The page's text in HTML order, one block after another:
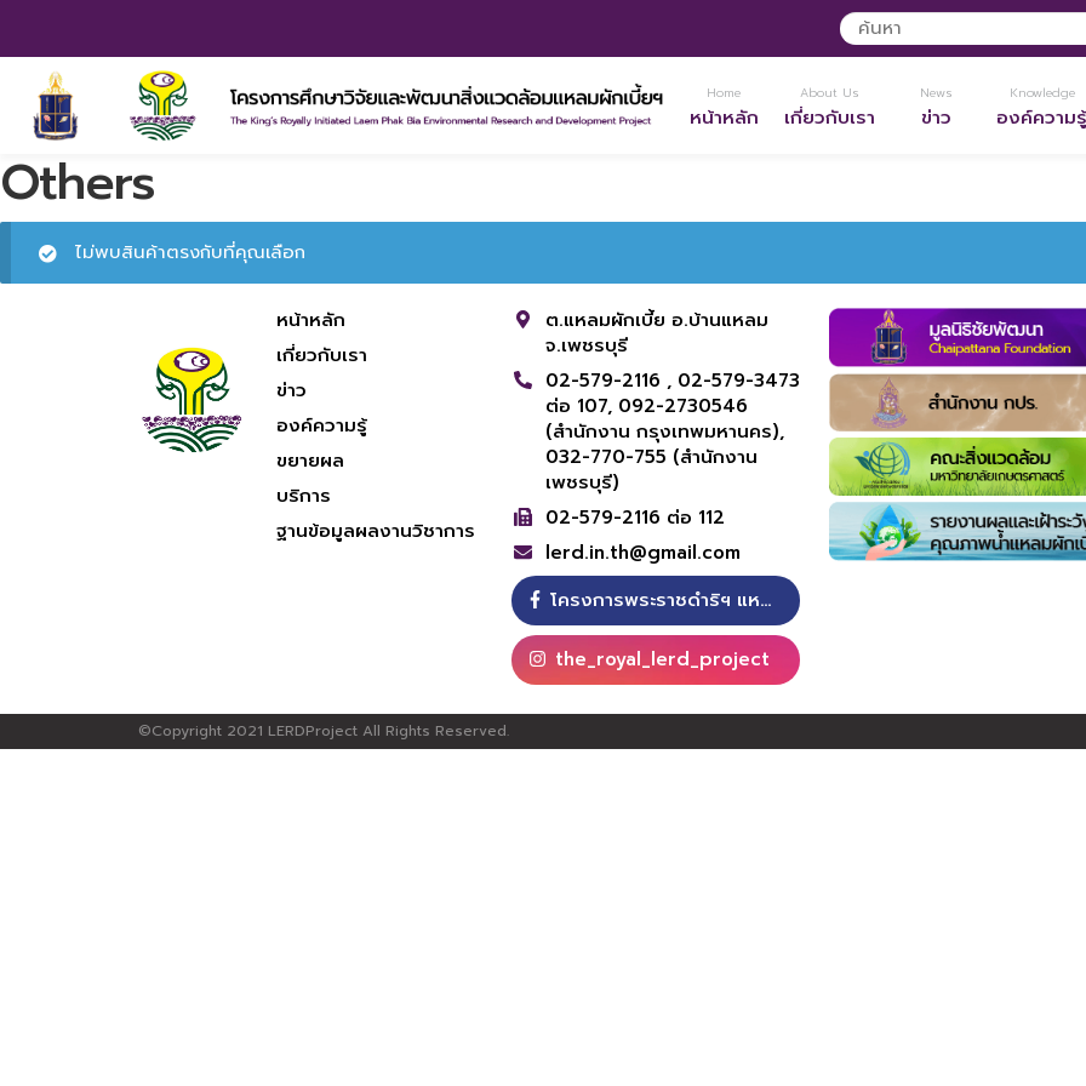
Home
หน้าหลัก
About Us
เกี่ยวกับเรา
News
ข่าว
Knowledge
องค์ความรู้
Others
ไม่พบสินค้าตรงกับที่คุณเลือก
หน้าหลัก
เกี่ยวกับเรา
ข่าว
องค์ความรู้
ขยายผล
บริการ
ฐานข้อมูลผลงานวิชาการ
ต.แหลมผักเบี้ย อ.บ้านแหลม
จ.เพชรบุรี
02-579-2116 , 02-579-3473
ต่อ 107, 092-2730546
(สำนักงาน กรุงเทพมหานคร),
032-770-755 (สำนักงาน
เพชรบุรี)
02-579-2116 ต่อ 112
lerd.in.th@gmail.com
โครงการพระราชดำริฯ แหลมผักเบี้ย
the_royal_lerd_project
©Copyright 2021 LERDProject All Rights Reserved.